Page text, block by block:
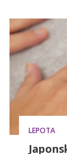
razgretih
LEPOTA